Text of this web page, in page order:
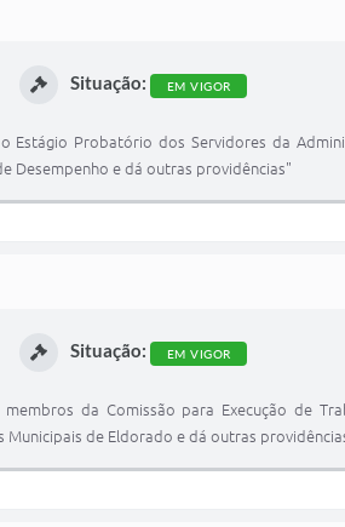
Situação: EM VIGOR
Probatório dos Servidores da
Desempenho e dá outras providências"
Situação: EM VIGOR
da Comissão para Execução de
de Eldorado e dá outras